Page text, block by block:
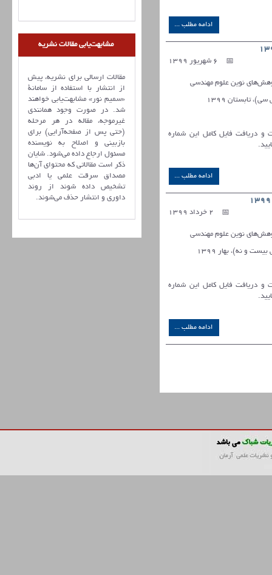
ادامه مطلب ...
6 شهریور 1399
نوین علوم مهندسی
و دریافت فایل کامل این شماره
ادامه مطلب ...
2 خرداد 1399
نوین علوم مهندسی
و دریافت فایل کامل این شماره
ادامه مطلب ...
مشابهت‌یابی مقالات نشریه
مقالات ارسالی برای نشریه، پیش
از انتشار با استفاده از سامانۀ
«سمیم نور» مشابهت‌یابی خواهند
شد. در صورت وجود همانندی
غیرموجه، مقاله در هر مرحله
(حتی پس از صفحه‌آرایی) برای
بازبینی و اصلاح به نویسنده
مسئول ارجاع داده می‌شود. شایان
ذکر است مقالاتی که محتوای آن‌ها
مصداق سرقت علمی یا ادبی
تشخیص داده شوند از روند
داوری و انتشار حذف می‌شوند.